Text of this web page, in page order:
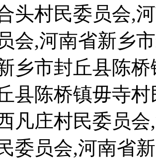
头村民委员会,
会,河南省新乡
乡市封丘县陈
县陈桥镇毋寺
凡庄村民委员
委员会,河南省